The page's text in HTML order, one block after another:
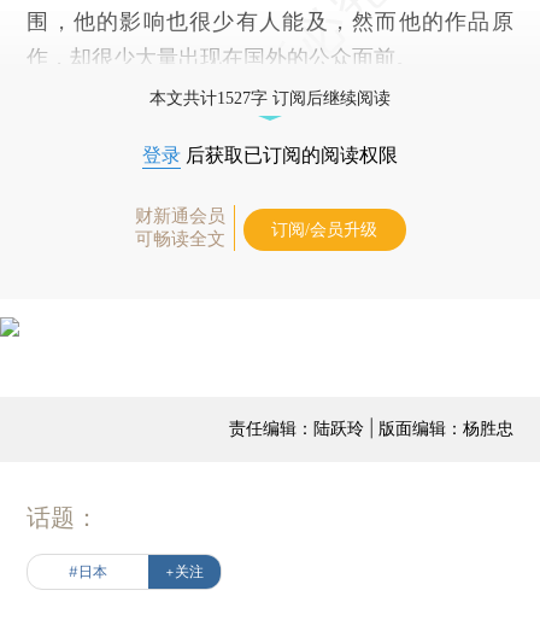
围，他的影响也很少有人能及，然而他的作品原
作，却很少大量出现在国外的公众面前。
本文共计1527字 订阅后继续阅读
登录 后获取已订阅的阅读权限
财新通会员
可畅读全文
订阅/会员升级
责任编辑：陆跃玲 | 版面编辑：杨胜忠
话题：
#日本 +关注